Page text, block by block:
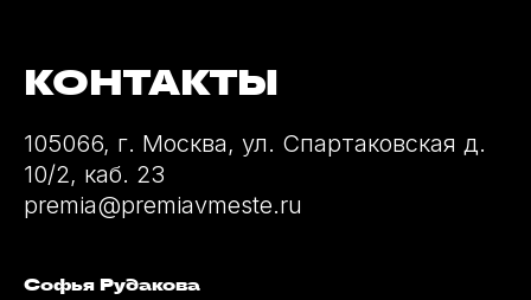
КОНТАКТЫ
105066, г. Москва, ул. Спартаковская д.
10/2, каб. 23
premia@premiavmeste.ru
Софья Рудакова